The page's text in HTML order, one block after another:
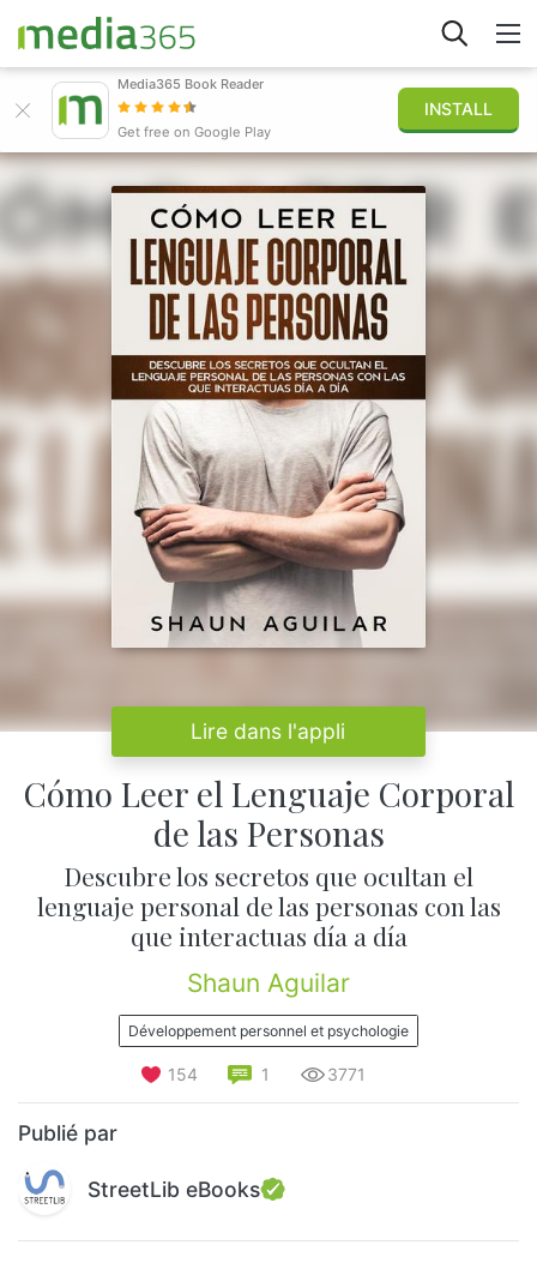
Connexion
Publier
Media365 Book Reader
Get free on Google Play
INSTALL
Lire dans l'appli
Cómo Leer el Lenguaje Corporal
de las Personas
Descubre los secretos que ocultan el
lenguaje personal de las personas con las
que interactuas día a día
Shaun Aguilar
Développement personnel et psychologie
154 1 3771
Publié par
StreetLib eBooks